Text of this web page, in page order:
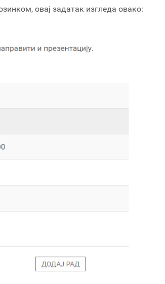
овај задатак изгледа овако: